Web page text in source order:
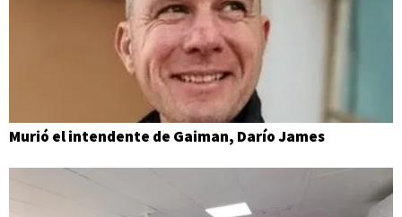
Murió el intendente de Gaiman, Darío James